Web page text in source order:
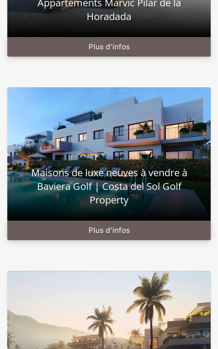
Appartements Marvic Pilar de la
Horadada
Plus d'infos
Maisons de luxe neuves à vendre à
Baviera Golf | Costa del Sol Golf
Property
Plus d'infos